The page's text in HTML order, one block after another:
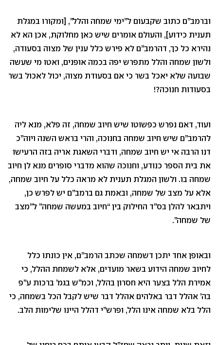
וברמב”ם כתוב שקבעום ל”ימי שמחה והלל”, [ומקורו במגלת
תענית כידוע], והעולם אומרים שיש כאן מחלוקת, אכן הא לא
נהירא כל כך, דהרמב”ם לא פירש כלל ענין של מצוה בסעודה,
ולשון שמחה והלל מתפרש יפה בכמה אופנים, ואטו מי שעשה
שבועה שלא יאכל בשר כי אם בסעודת מצוה, יכול לאכול בשר
בסעודות חנוכה?!
ועוד, דאם נפרש כפשוטו שיש חיוב שמחה, זה פלא, מנא ליה
להרמב”ם שיש חיוב שמחה בחנוכה, והרי בראש השנה ויוה”כ
דנו הרבה אי יש חיוב שמחה, ודברי השאגת אריה בזה הרעישו
את בית הספר כנודע, וחנוכה שהוא מדברי סופרים מנא לן חיוב
שמחה בו. ולשון המגלת תענית לא מראה כלל על חיוב שמחה,
אלא על מצב של שמחה, ובאמת גם ברמב”ם יש לפרש כן,
ויתבאר להלן בס”ד החילוק בין “חיוב במעשה שמחה” ל”מצב
של שמחה”.
ובאופן אחד יתכן דשמחה שכתב הרמב”ם, אין כונתו כלל
לחיוב שמחה הידוע בשאר מועדים, אלא לשמחת ההלל, כי
אמירת הלל בצער היא חסרון בהלל, וכמ”ש בגמ’ ברכות ע”פ
בה’ אהלל דבר באלהים אהלל דבר שיש לקבל הכל בשמחה, כי
הלל בלא שמחה אינו הלל, ופרש”י דהלל היינו שלימות הלב.